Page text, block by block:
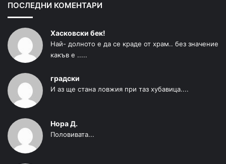
ПОСЛЕДНИ КОМЕНТАРИ
Хасковски бек!
Най- долното е да се краде от храм.. без значение
какъв е .....
градски
И аз ще стана ловжия при таз хубавица....
Нора Д.
Половивата...